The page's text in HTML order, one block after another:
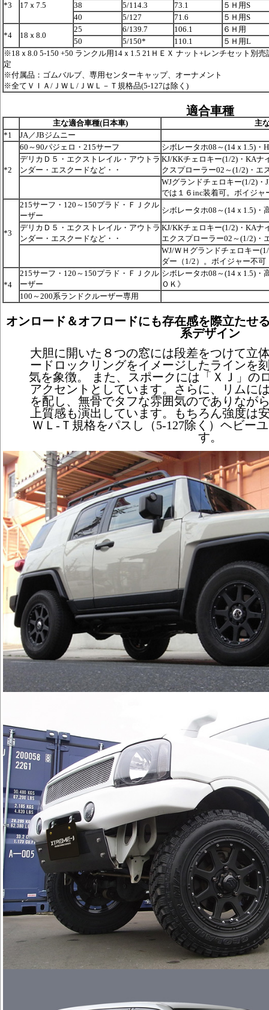
*3 17ｘ7.5
38
5/114.3 73.1
５Ｈ用S
40
5/127 71.6
５Ｈ用S
*4
18ｘ8.0
25 6/139.7 106.1
６Ｈ用
50
5/150* 110.1
５Ｈ用L
※18ｘ8.0 5-150 +50 ランクル用14ｘ1.5 21ＨＥＸ ナット+レンチセット別
定
※付属品：ゴムバルブ、専用センターキャップ、オーナメント
※全てＶＩＡ/ＪＷＬ/ＪＷＬ－Ｔ規格品(5-127は除く)
適合車種
主な適合車種(日本車)
主
*1
JA／JBジムニー
*2
60～90パジェロ・215サーフ
シボレータホ08～(14ｘ1.5)・
デリカＤ５・エクストレイル・アウトラ
ンダー・エスクードなど・・
KJ/KKチェロキー(1/2)・KAナ
クスプローラー02～(1/2)・エ
WJグランドチェロキー(1/2)
では１６inc装着可。ボイジャ
*3
215サーフ・120～150プラド・ＦＪクル
ーザー
シボレータホ08～(14ｘ1.5)・
デリカＤ５・エクストレイル・アウトラ
ンダー・エスクードなど・・
KJ/KKチェロキー(1/2)・KAナ
エクスプローラー02～(1/2)・
WJ/ＷＨグランドチェロキー
ダー（1/2）。ボイジャー不可
*4
215サーフ・120～150プラド・ＦＪクル
ーザー
シボレータホ08～(14ｘ1.5)
ＯＫ》
100～200系ランドクルーザー専用
オンロード＆オフロードにも存在感を際立たせ
系デザイン
大胆に開いた８つの窓には段差をつけて立
ードロックリングをイメージしたラインを
気を象徴。 また、スポークには「ＸＪ」の
アクセントとしています。さらに、リムに
を配し、無骨でタフな雰囲気のでありなが
上質感も演出しています。もちろん強度は
ＷＬ-Ｔ規格をパスし（5-127除く）ヘビー
す。